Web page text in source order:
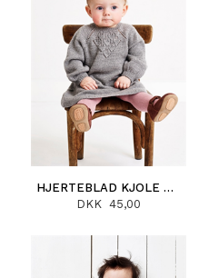
HJERTEBLAD KJOLE OG TUNIKA (DANSK)
DKK 45,00